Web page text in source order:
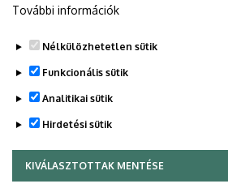
Szerzői jog © 2026 Unideb
További információk
Nélkülözhetetlen sütik
Funkcionális sütik
Analitikai sütik
Hirdetési sütik
KIVÁLASZTOTTAK MENTÉSE
WITHDRAW CONSENT